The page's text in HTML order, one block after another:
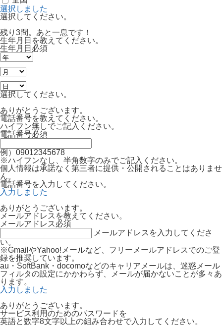
選択しました
選択してください。
残り3問。あと一息です！
生年月日を教えてください。
生年月日 必須
選択してください。
ありがとうございます。
電話番号を教えてください。
ハイフン無しでご記入ください。
電話番号必須
例）09012345678
※ハイフンなし、半角数字のみでご記入ください。
個人情報は承諾なく第三者に提供・公開されることはありませ
ん。
電話番号を入力してください。
入力しました
ありがとうございます。
メールアドレスを教えてください。
メールアドレス必須
メールアドレスを入力してくださ
い。
※GmailやYahoo!メールなど、フリーメールアドレスでのご登
録を推奨しています。
au・SoftBank・docomoなどのキャリアメールは、迷惑メール
フィルタの設定にかかわらず、メールが届かないことが多々あ
ります。
入力しました
ありがとうございます。
サービス利用のためのパスワードを
英語と数字8文字以上の組み合わせで入力してください。